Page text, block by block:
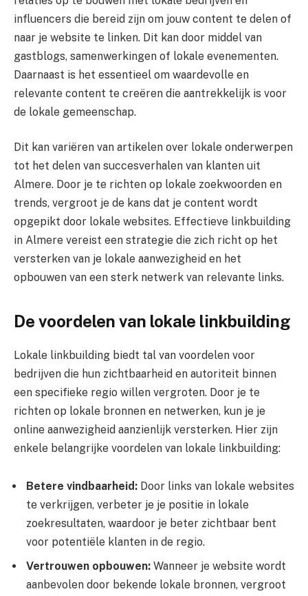
influencers die bereid zijn om jouw content te delen of
naar je website te linken. Dit kan door middel van
gastblogs, samenwerkingen of lokale evenementen.
Daarnaast is het essentieel om waardevolle en
relevante content te creëren die aantrekkelijk is voor
de lokale gemeenschap.
Dit kan variëren van artikelen over lokale onderwerpen
tot het delen van succesverhalen van klanten uit
Almere. Door je te richten op lokale zoekwoorden en
trends, vergroot je de kans dat je content wordt
opgepikt door lokale websites. Effectieve linkbuilding
in Almere vereist een strategie die zich richt op het
versterken van je lokale aanwezigheid en het
opbouwen van een sterk netwerk van relevante links.
De voordelen van lokale linkbuilding
Lokale linkbuilding biedt tal van voordelen voor
bedrijven die hun zichtbaarheid en autoriteit binnen
een specifieke regio willen vergroten. Door je te
richten op lokale bronnen en netwerken, kun je je
online aanwezigheid aanzienlijk versterken. Hier zijn
enkele belangrijke voordelen van lokale linkbuilding:
Betere vindbaarheid: Door links van lokale websites
te verkrijgen, verbeter je je positie in lokale
zoekresultaten, waardoor je beter zichtbaar bent
voor potentiële klanten in de regio.
Vertrouwen opbouwen: Wanneer je website wordt
aanbevolen door bekende lokale bronnen, vergroot